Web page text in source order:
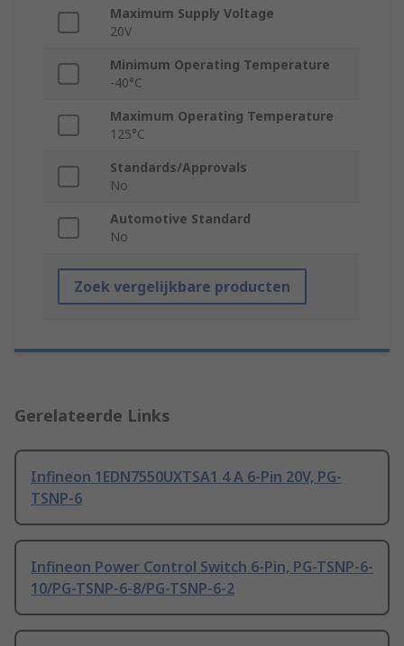
Maximum Supply Voltage
20V
Minimum Operating Temperature
-40°C
Maximum Operating Temperature
125°C
Standards/Approvals
No
Automotive Standard
No
Zoek vergelijkbare producten
Gerelateerde Links
Infineon 1EDN7550UXTSA1 4 A 6-Pin 20V, PG-
TSNP-6
Infineon Power Control Switch 6-Pin, PG-TSNP-6-
10/PG-TSNP-6-8/PG-TSNP-6-2